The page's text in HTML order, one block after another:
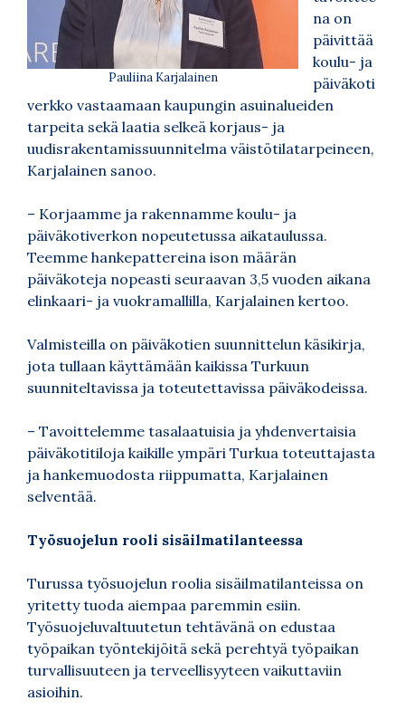
Pauliina Karjalainen
na on
päivittää
koulu- ja
päiväkoti
verkko vastaamaan kaupungin asuinalueiden
tarpeita sekä laatia selkeä korjaus- ja
uudisrakentamissuunnitelma väistötilatarpeineen,
Karjalainen sanoo.
– Korjaamme ja rakennamme koulu- ja
päiväkotiverkon nopeutetussa aikataulussa.
Teemme hankepattereina ison määrän
päiväkoteja nopeasti seuraavan 3,5 vuoden aikana
elinkaari- ja vuokramallilla, Karjalainen kertoo.
Valmisteilla on päiväkotien suunnittelun käsikirja,
jota tullaan käyttämään kaikissa Turkuun
suunniteltavissa ja toteutettavissa päiväkodeissa.
– Tavoittelemme tasalaatuisia ja yhdenvertaisia
päiväkotitiloja kaikille ympäri Turkua toteuttajasta
ja hankemuodosta riippumatta, Karjalainen
selventää.
Työsuojelun rooli sisäilmatilanteessa
Turussa työsuojelun roolia sisäilmatilanteissa on
yritetty tuoda aiempaa paremmin esiin.
Työsuojeluvaltuutetun tehtävänä on edustaa
työpaikan työntekijöitä sekä perehtyä työpaikan
turvallisuuteen ja terveellisyyteen vaikuttaviin
asioihin.